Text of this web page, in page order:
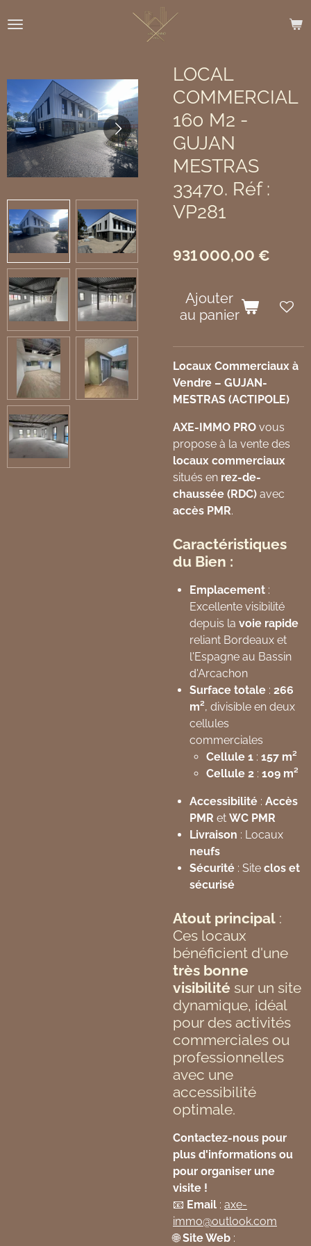
au
LOCAL
COMMERCIAL
160 M2 -
GUJAN
MESTRAS
33470. Réf :
VP281
931 000,00 €
Ajouter
au panier
Locaux Commerciaux à
Vendre – GUJAN-
MESTRAS (ACTIPOLE)
AXE-IMMO PRO vous
propose à la vente des
locaux commerciaux
situés en rez-de-
chaussée (RDC) avec
accès PMR.
Caractéristiques
du Bien :
Emplacement :
Excellente visibilité
depuis la voie rapide
reliant Bordeaux et
l'Espagne au Bassin
d'Arcachon
Surface totale : 266
m², divisible en deux
cellules
commerciales
Cellule 1 : 157 m²
Cellule 2 : 109 m²
Accessibilité : Accès
PMR et WC PMR
Livraison : Locaux
neufs
Sécurité : Site clos et
sécurisé
Atout principal :
Ces locaux
bénéficient d'une
très bonne
visibilité sur un site
dynamique, idéal
pour des activités
commerciales ou
professionnelles
avec une
accessibilité
optimale.
Contactez-nous pour
plus d'informations ou
pour organiser une
visite !
📧 Email : axe-
immo@outlook.com
🌐Site Web :